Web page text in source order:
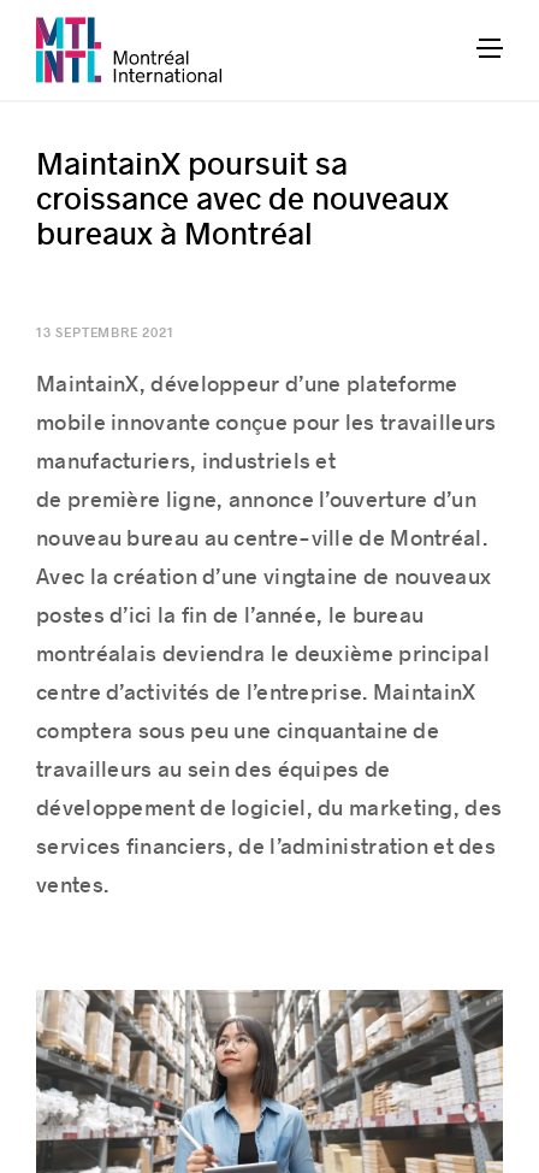
Histoires de réussite
MaintainX poursuit sa
croissance avec de nouveaux
bureaux à Montréal
13 SEPTEMBRE 2021
MaintainX,développeur d’une plateforme
mobile innovante conçue pour les travailleurs
manufacturiers, industriels et
de première ligne, annonce l’ouverture d’un
nouveau bureau au centre-ville de Montréal.
Avec la création d’une vingtaine de nouveaux
postes d’ici la fin de l’année, le bureau
montréalais deviendra le deuxième principal
centre d’activités de l’entreprise. MaintainX
comptera sous peu une cinquantaine de
travailleurs au sein des équipes de
développement de logiciel, du marketing, des
services financiers, de l’administration et des
ventes.